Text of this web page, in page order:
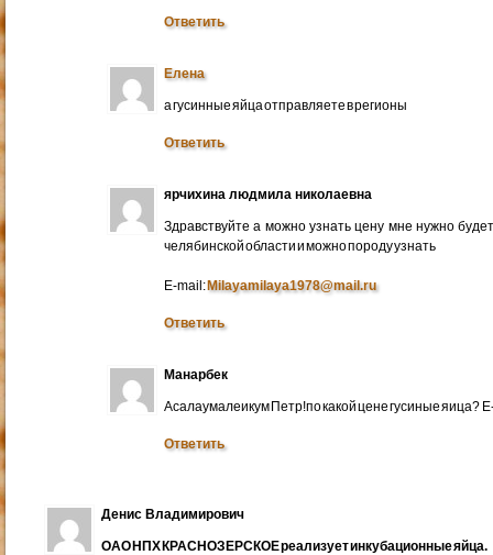
Ответить
Елена
а гусинные яйца отправляете в регионы
Ответить
ярчихина людмила николаевна
Здравствуйте а можно узнать цену мне нужно
челябинской области и можно породу узнать
E-mail:Milayamilaya1978@mail.ru
Ответить
Манарбек
Асалаумалеикум Петр!по какой цене гусиные яица?
Ответить
Денис Владимирович
ОАО НПХ КРАСНОЗЕРСКОЕ реализует инкубационные яйца.